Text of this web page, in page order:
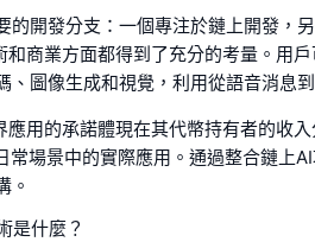
的開發分支：一個專注於鏈上開發，
和商業方面都得到了充分的考量。用
、圖像生成和視覺，利用從語音消息
應用的承諾體現在其代幣持有者的收
常場景中的實際應用。通過整合鏈上
。
是什麼？